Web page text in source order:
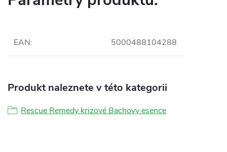
EAN: 5000488104288
Produkt naleznete v této kategorii
Rescue Remedy krizové Bachovy esence